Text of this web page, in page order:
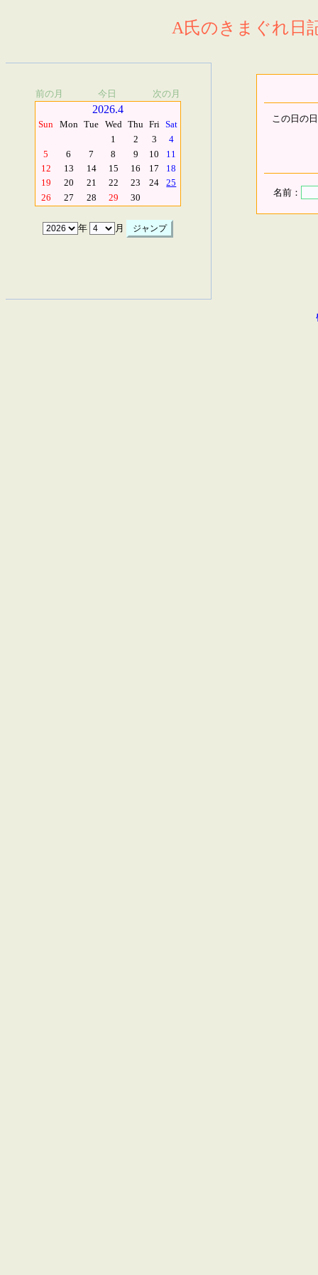
A氏のきまぐれ日
前の月 今日 次の月
2026.4
Sun Mon Tue Wed Thu Fri Sat
1
2 3
4
5
6 7 8 9 10
11
12
13 14 15 16 17
18
19
20 21 22 23 24
25
26
27 28 29 30
年 月
この日の
名前：